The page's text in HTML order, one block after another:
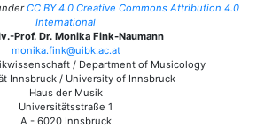
CC BY 4.0 Creative Commons Attribution 4.0
International
Prof. Dr. Monika Fink-Naumann
monika.fink@uibk.ac.at
/ Department of Musicology
Innsbruck / University of Innsbruck
Haus der Musik
Universitätsstraße 1
A - 6020 Innsbruck